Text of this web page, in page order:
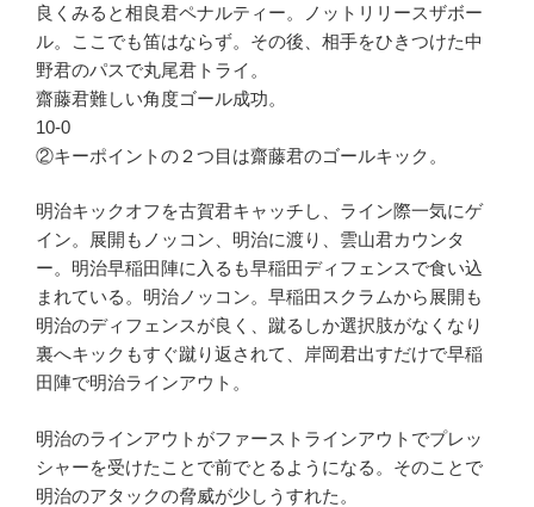
良くみると相良君ペナルティー。ノットリリースザボー
ル。ここでも笛はならず。その後、相手をひきつけた中
野君のパスで丸尾君トライ。
齋藤君難しい角度ゴール成功。
10-0
②キーポイントの２つ目は齋藤君のゴールキック。
明治キックオフを古賀君キャッチし、ライン際一気にゲ
イン。展開もノッコン、明治に渡り、雲山君カウンタ
ー。明治早稲田陣に入るも早稲田ディフェンスで食い込
まれている。明治ノッコン。早稲田スクラムから展開も
明治のディフェンスが良く、蹴るしか選択肢がなくなり
裏へキックもすぐ蹴り返されて、岸岡君出すだけで早稲
田陣で明治ラインアウト。
明治のラインアウトがファーストラインアウトでプレッ
シャーを受けたことで前でとるようになる。そのことで
明治のアタックの脅威が少しうすれた。